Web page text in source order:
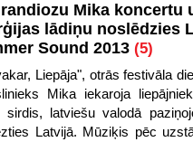
Mika koncertu
lādiņu noslēdzies
Sound 2013 (5)
Liepāja", otrās festivāla
Mika iekaroja
sirdis, latviešu valodā
Latvijā. Mūziķis pēc